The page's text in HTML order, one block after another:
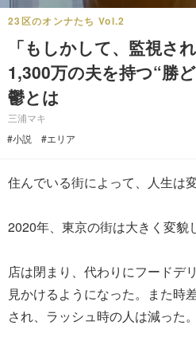
23区のオンナたち Vol.2
「もしかして、監視さ
1,300万の夫を持つ“勝
鬱とは
三浦マキ
#小説
#エリア
住んでいる街によって、人生は
2020年、東京の街は大きく変貌
店は閉まり、代わりにフードデ
見かけるようになった。また時
され、ラッシュ時の人は減った。